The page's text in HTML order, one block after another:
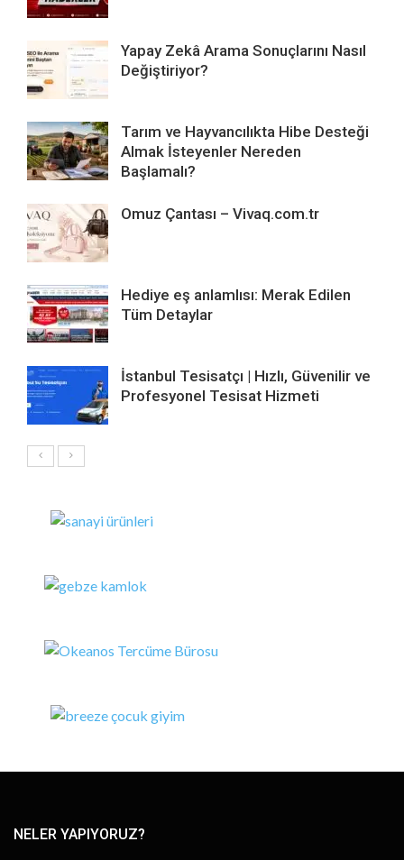
Yapay Zekâ Arama Sonuçlarını Nasıl
Değiştiriyor?
Tarım ve Hayvancılıkta Hibe Desteği
Almak İsteyenler Nereden
Başlamalı?
Omuz Çantası – Vivaq.com.tr
Hediye eş anlamlısı: Merak Edilen
Tüm Detaylar
İstanbul Tesisatçı | Hızlı, Güvenilir ve
Profesyonel Tesisat Hizmeti
NELER YAPIYORUZ?